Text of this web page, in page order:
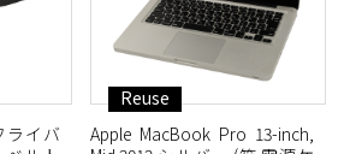
ライバ
Reuse
Apple MacBook Pro 13-inch,